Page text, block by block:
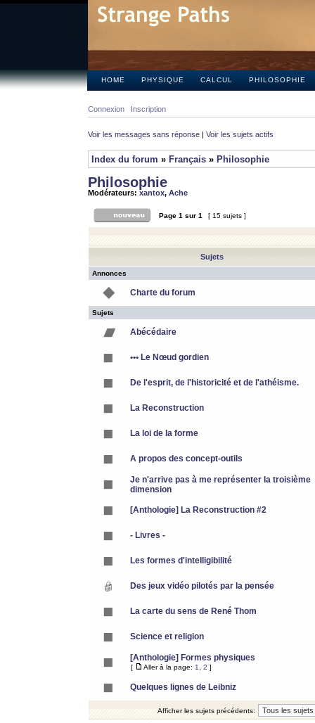
HOME PHYSIQUE CALCUL PHILOSOPHIE
Connexion Inscription
Voir les messages sans réponse | Voir les sujets actifs
Index du forum » Français » Philosophie
Philosophie
Modérateurs: xantox, Ache
Page 1 sur 1 [ 15 sujets ]
Sujets
Annonces
Charte du forum
Sujets
Abécédaire
••• Le Nœud gordien
De l'esprit, de l'historicité et de l'athéisme.
La Reconstruction
La loi de la forme
A propos des concept-outils
Je n'arrive pas à me représenter la troisième
dimension
[Anthologie] La Reconstruction #2
- Livres -
Les formes d'intelligibilité
Des jeux vidéo pilotés par la pensée
La carte du sens de René Thom
Science et religion
[Anthologie] Formes physiques
[ Aller à la page: 1 2 ]
Quelques lignes de Leibniz
Afficher les sujets précédents: